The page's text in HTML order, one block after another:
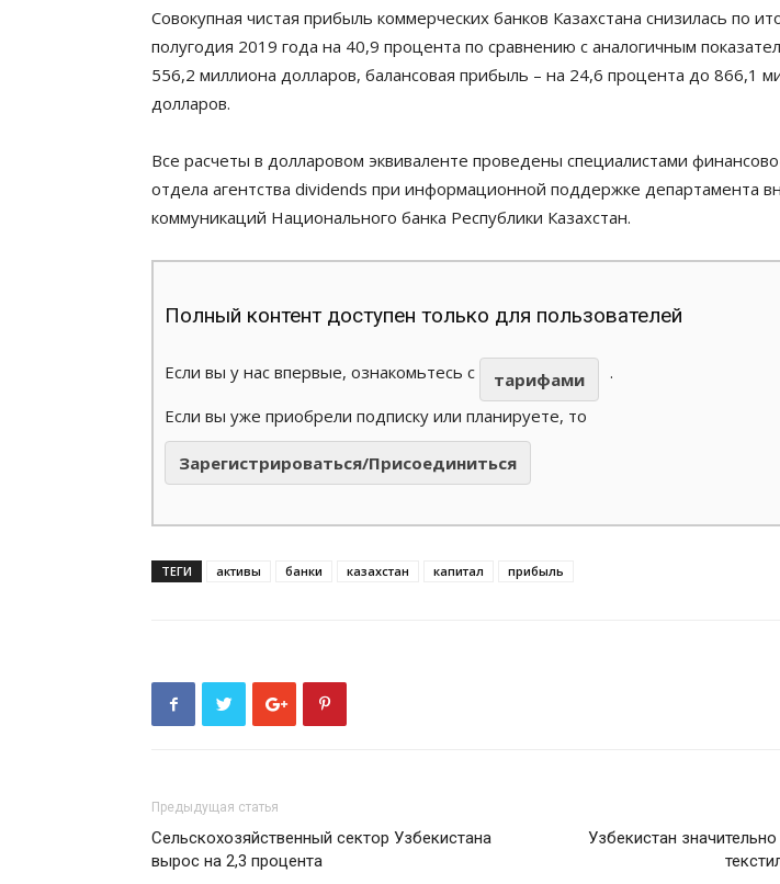
Совокупная чистая прибыль коммерческих банков Казахстана снизилась по
полугодия 2019 года на 40,9 процента по сравнению с аналогичным
556,2 миллиона долларов, балансовая прибыль – на 24,6 процента до 866,1
долларов.
Все расчеты в долларовом эквиваленте проведены специалистами
отдела агентства dividends при информационной поддержке департамента
коммуникаций Национального банка Республики Казахстан.
Полный контент доступен только для пользователей
Если вы у нас впервые, ознакомьтесь с тарифами
.
Если вы уже приобрели подписку или планируете, то
Зарегистрироваться/Присоединиться
ТЕГИ активы банки казахстан капитал прибыль
Предыдущая статья
Сельскохозяйственный сектор Узбекистана
вырос на 2,3 процента
Узбекистан